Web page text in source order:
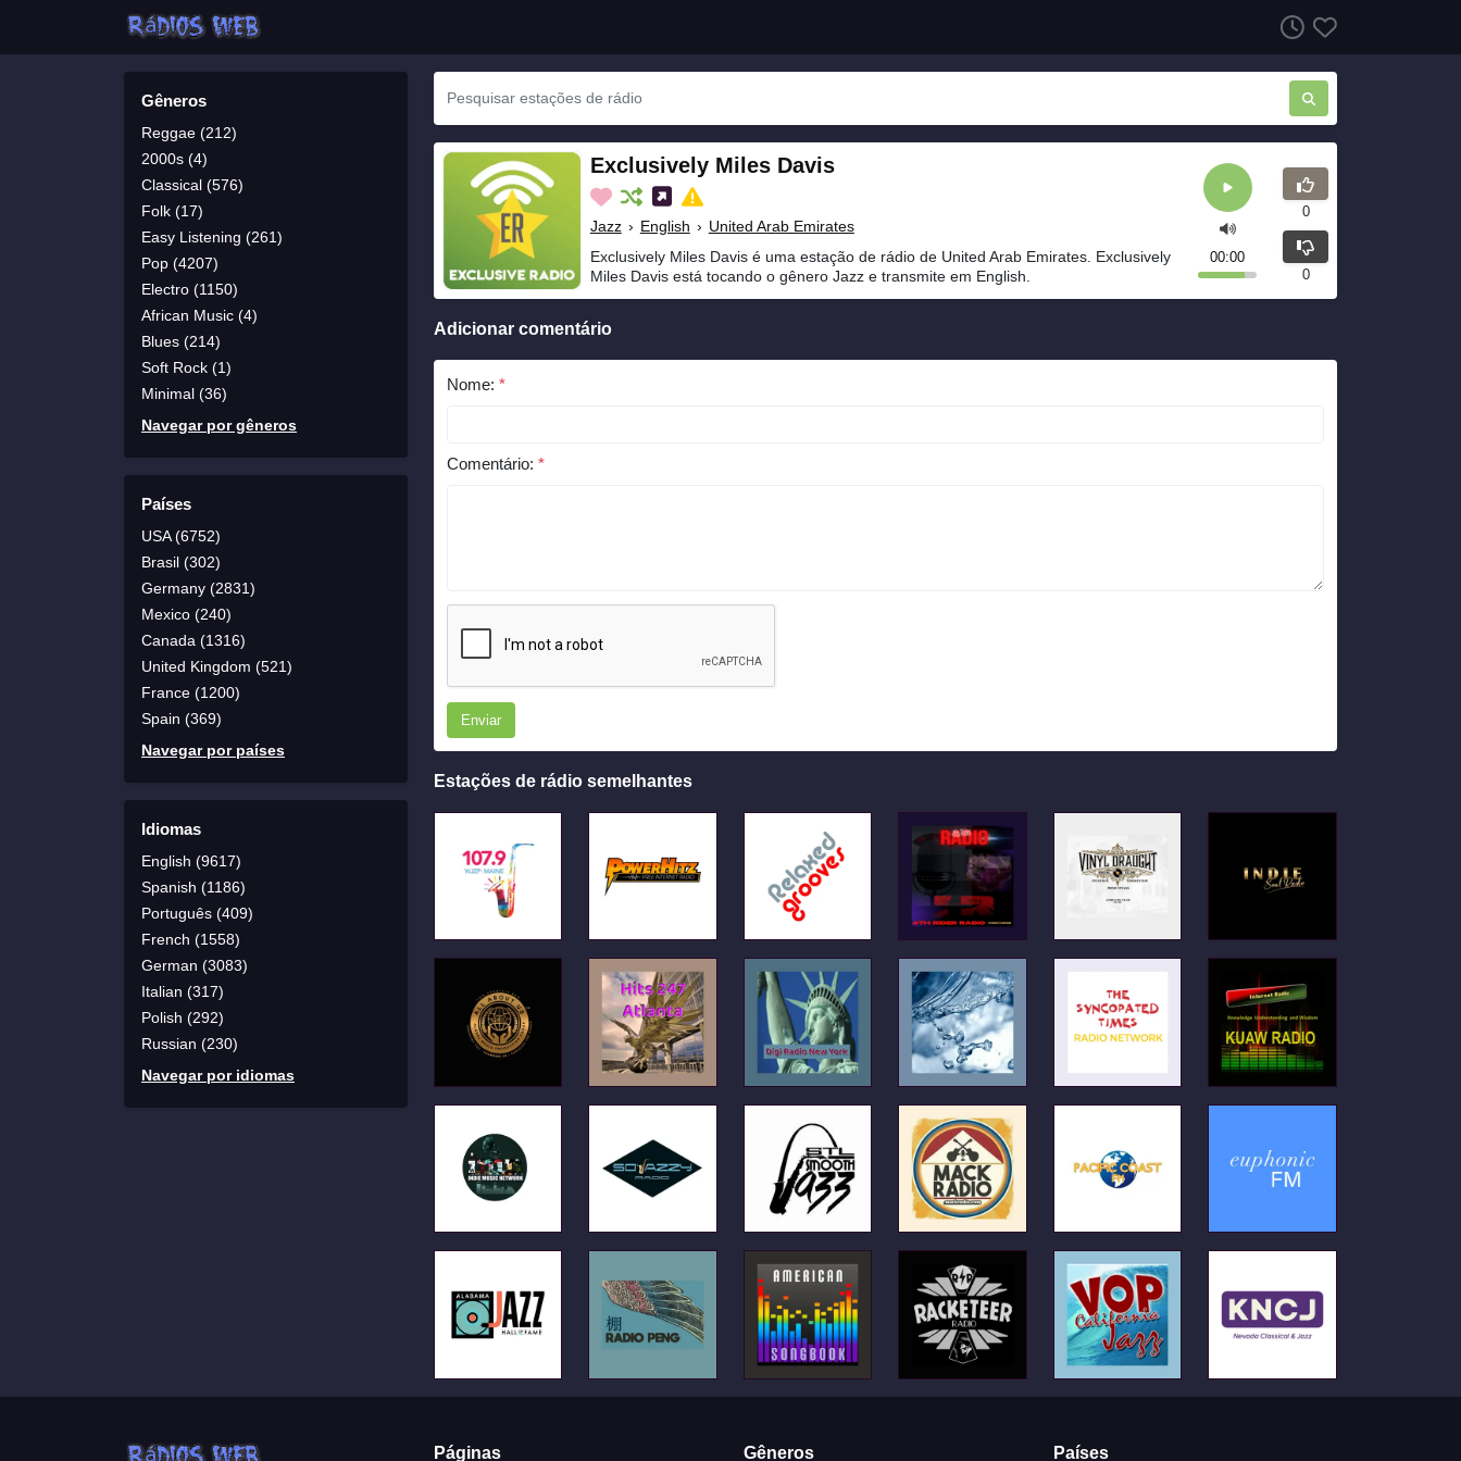
Gêneros
Reggae (212)
2000s (4)
Classical (576)
Folk (17)
Easy Listening (261)
Pop (4207)
Electro (1150)
African Music (4)
Blues (214)
Soft Rock (1)
Minimal (36)
Navegar por gêneros
Países
USA (6752)
Brasil (302)
Germany (2831)
Mexico (240)
Canada (1316)
United Kingdom (521)
France (1200)
Spain (369)
Navegar por países
Idiomas
English (9617)
Spanish (1186)
Português (409)
French (1558)
German (3083)
Italian (317)
Polish (292)
Russian (230)
Navegar por idiomas
Exclusively Miles Davis
Jazz › English › United Arab Emirates
Exclusively Miles Davis é uma estação de rádio de United Arab Emirates. Exclusively
Miles Davis está tocando o gênero Jazz e transmite em English.
00:00
0
0
Adicionar comentário
Nome: *
Comentário: *
Enviar
Estações de rádio semelhantes
Páginas Gêneros Países